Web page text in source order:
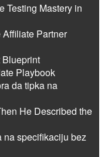
Testing Mastery in
Partner
Blueprint
Playbook
da tipka na
He Described the
na specifikaciju bez